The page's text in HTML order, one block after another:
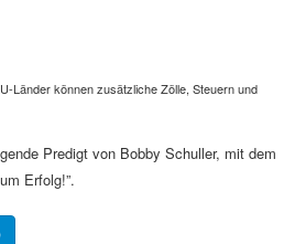
Länder können zusätzliche Zölle, Steuern und
Predigt von Bobby Schuller, mit dem
Erfolg!”.